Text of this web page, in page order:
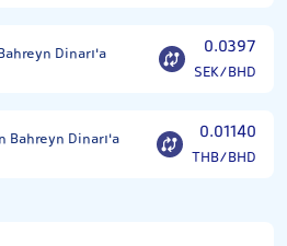
Dinarı'a 0.0397
SEK/BHD
Bahreyn Dinarı'a 0.01140
THB/BHD